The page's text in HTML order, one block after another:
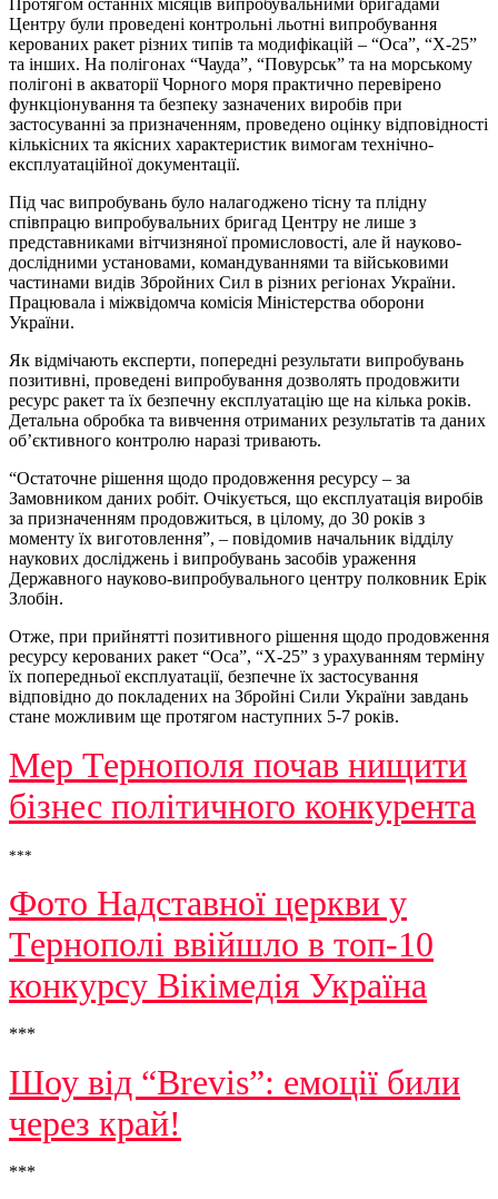
Протягом останніх місяців випробувальними бригадами
Центру були проведені контрольні льотні випробування
керованих ракет різних типів та модифікацій – “Оса”, “Х-25”
та інших. На полігонах “Чауда”, “Повурськ” та на морському
полігоні в акваторії Чорного моря практично перевірено
функціонування та безпеку зазначених виробів при
застосуванні за призначенням, проведено оцінку відповідності
кількісних та якісних характеристик вимогам технічно-
експлуатаційної документації.
Під час випробувань було налагоджено тісну та плідну
співпрацю випробувальних бригад Центру не лише з
представниками вітчизняної промисловості, але й науково-
дослідними установами, командуваннями та військовими
частинами видів Збройних Сил в різних регіонах України.
Працювала і міжвідомча комісія Міністерства оборони
України.
Як відмічають експерти, попередні результати випробувань
позитивні, проведені випробування дозволять продовжити
ресурс ракет та їх безпечну експлуатацію ще на кілька років.
Детальна обробка та вивчення отриманих результатів та даних
об’єктивного контролю наразі тривають.
“Остаточне рішення щодо продовження ресурсу – за
Замовником даних робіт. Очікується, що експлуатація виробів
за призначенням продовжиться, в цілому, до 30 років з
моменту їх виготовлення”, – повідомив начальник відділу
наукових досліджень і випробувань засобів ураження
Державного науково-випробувального центру полковник Ерік
Злобін.
Отже, при прийнятті позитивного рішення щодо продовження
ресурсу керованих ракет “Оса”, “Х-25” з урахуванням терміну
їх попередньої експлуатації, безпечне їх застосування
відповідно до покладених на Збройні Сили України завдань
стане можливим ще протягом наступних 5-7 років.
Мер Тернополя почав нищити
бізнес політичного конкурента
***
Фото Надставної церкви у
Тернополі ввійшло в топ-10
конкурсу Вікімедія Україна
***
Шоу від “Brevis”: емоції били
через край!
***